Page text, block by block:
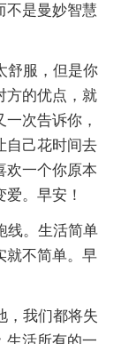
不是曼妙智慧
舒服，但是你
方的优点，就
次告诉你，
自己花时间去
欢一个你原本
。早安！
线。生活简单
就不简单。早
，我们都将失
生活所有的一